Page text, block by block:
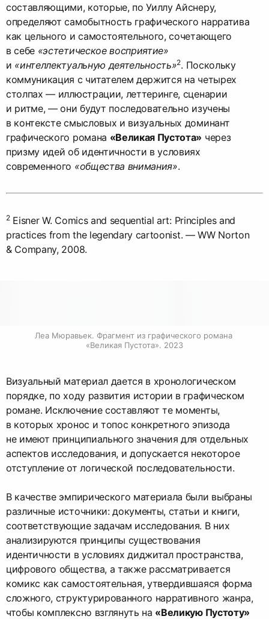
составляющими, которые, по Уиллу Айснеру,
определяют самобытность графического нарратива
как цельного и самостоятельного, сочетающего
в себе «эстетическое восприятие»
и «интеллектуальную деятельность»2. Поскольку
коммуникация с читателем держится на четырех
столпах — иллюстрации, леттеринге, сценарии
и ритме, — они будут последовательно изучены
в контексте смысловых и визуальных доминант
графического романа «Великая Пустота» через
призму идей об идентичности в условиях
современного «общества внимания».
2Eisner W. Comics and sequential art: Principles and
practices from the legendary cartoonist. — WW Norton
& Company, 2008.
Леа Мюравьек. Фрагмент из графического романа
«Великая Пустота». 2023
Визуальный материал дается в хронологическом
порядке, по ходу развития истории в графическом
романе. Исключение составляют те моменты,
в которых хронос и топос конкретного эпизода
не имеют принципиального значения для отдельных
аспектов исследования, и допускается некоторое
отступление от логической последовательности.
В качестве эмпирического материала были выбраны
различные источники: документы, статьи и книги,
соответствующие задачам исследования. В них
анализируются принципы существования
идентичности в условиях диджитал пространства,
цифрового общества, а также рассматривается
комикс как самостоятельная, утвердившаяся форма
сложного, структурированного нарративного жанра,
чтобы комплексно взглянуть на «Великую Пустоту»